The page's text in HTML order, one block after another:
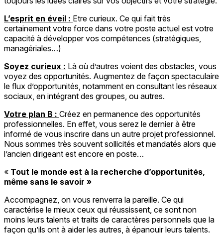
L’esprit en éveil : Etre curieux. Ce qui fait très
certainement votre force dans votre poste actuel est votre
capacité à développer vos compétences (stratégiques,
managériales…)
Soyez curieux : Là où d’autres voient des obstacles, vous
voyez des opportunités. Augmentez de façon spectaculaire
le flux d’opportunités, notamment en consultant les réseaux
sociaux, en intégrant des groupes, ou autres.
Votre plan B : Créez en permanence des opportunités
professionnelles. En effet, vous serez le dernier à être
informé de vous inscrire dans un autre projet professionnel.
Nous sommes très souvent sollicités et mandatés alors que
l’ancien dirigeant est encore en poste…
« Tout le monde est à la recherche d’opportunités,
même sans le savoir »
Accompagnez, on vous renverra la pareille. Ce qui
caractérise le mieux ceux qui réussissent, ce sont non
moins leurs talents et traits de caractères personnels que la
façon qu’ils ont à aider les autres, à épanouir leurs talents.